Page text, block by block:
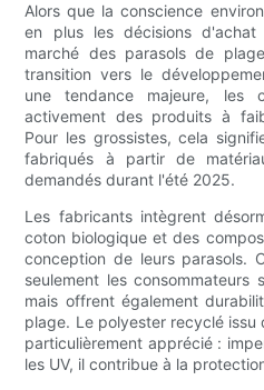
Alors que la conscience
en plus les décisions
marché des parasols de
transition vers le
une tendance majeure, les
activement des produits à
Pour les grossistes, cela
fabriqués à partir de
demandés durant l'été 2025.
Les fabricants intègrent
coton biologique et des
conception de leurs parasols.
seulement les consommateurs
mais offrent également
plage. Le polyester recyclé
particulièrement apprécié :
les UV, il contribue à la